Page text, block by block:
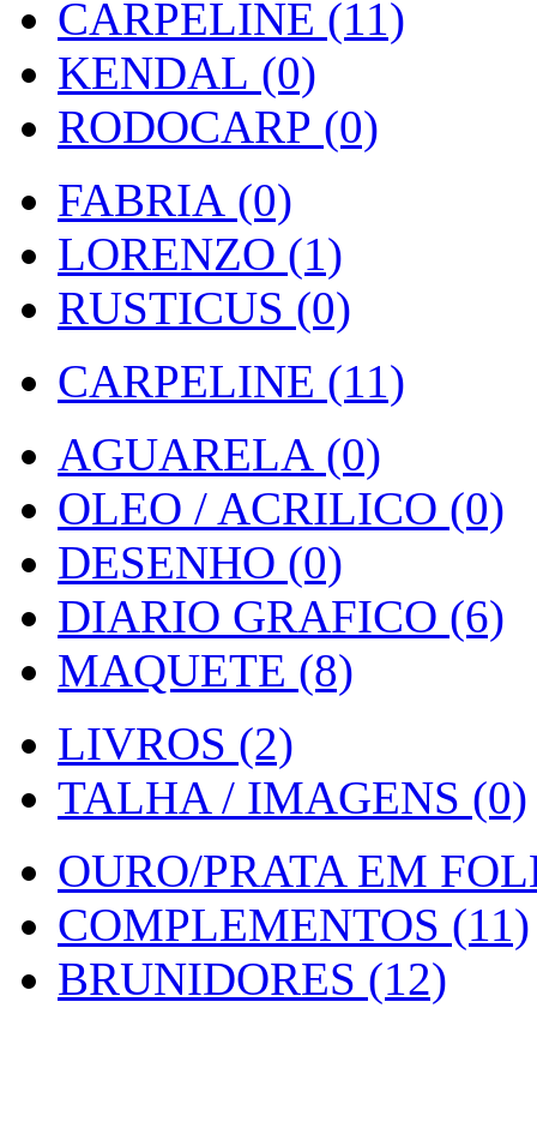
CARPELINE (11)
KENDAL (0)
RODOCARP (0)
FABRIA (0)
LORENZO (1)
RUSTICUS (0)
CARPELINE (11)
AGUARELA (0)
OLEO / ACRILICO (0)
DESENHO (0)
DIARIO GRAFICO (6)
MAQUETE (8)
LIVROS (2)
TALHA / IMAGENS (0)
OURO/PRATA EM
COMPLEMENTOS (11)
BRUNIDORES (12)